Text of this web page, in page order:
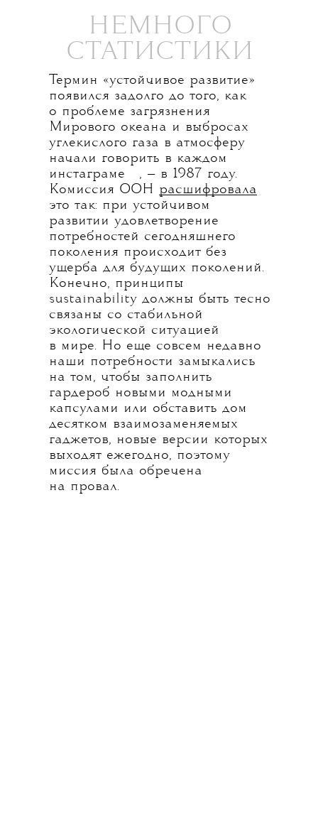
НЕМНОГО
СТАТИСТИКИ
Термин «устойчивое развитие»
появился задолго до того, как
о проблеме загрязнения
Мирового океана и выбросах
углекислого газа в атмосферу
начали говорить в каждом
инстаграме
, — в 1987 году.
Комиссия ООН расшифровала
это так: при устойчивом
развитии удовлетворение
потребностей сегодняшнего
поколения происходит без
ущерба для будущих поколений.
Конечно, принципы
sustainability должны быть тесно
связаны со стабильной
экологической ситуацией
в мире. Но еще совсем недавно
наши потребности замыкались
на том, чтобы заполнить
гардероб новыми модными
капсулами или обставить дом
десятком взаимозаменяемых
гаджетов, новые версии которых
выходят ежегодно, поэтому
миссия была обречена
на провал.